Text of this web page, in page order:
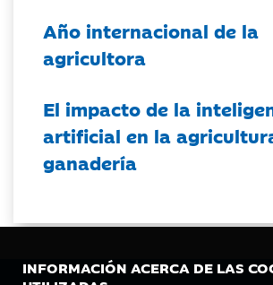
INFORMACIÓN ACERCA DE LAS
Año internacional de la
agricultora
El impacto de la
artificial en la
ganadería